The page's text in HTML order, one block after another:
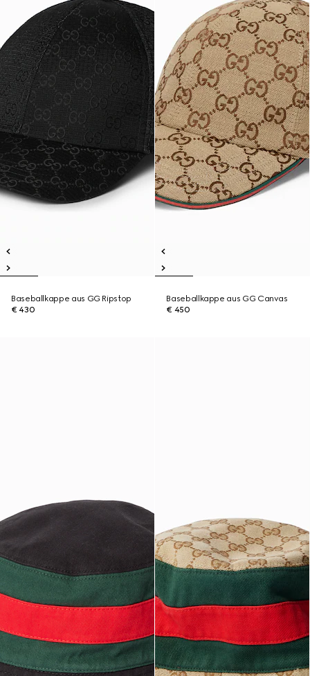
Baseballkappe aus GG Ripstop
€ 430
Baseballkappe aus GG Canvas
€ 450